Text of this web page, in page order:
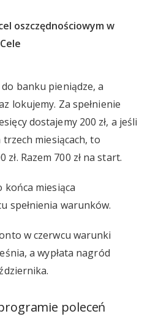
oszczędnościowym w
banku pieniądze, a
lokujemy. Za spełnienie
dostajemy 200 zł, a jeśli
trzech miesiącach, to
Razem 700 zł na start.
końca miesiąca
spełnienia warunków.
w czerwcu warunki
a wypłata nagród
poleceń